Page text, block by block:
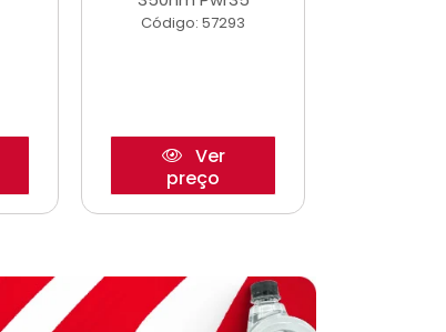
Código: 57293
Ver
preço